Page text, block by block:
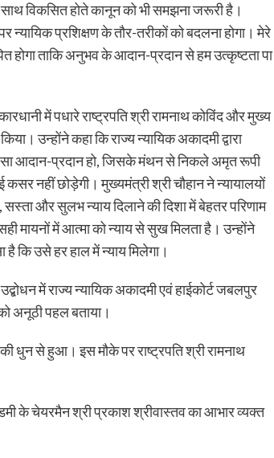
विकसित होते कानून को भी समझना जरूरी है।
न्यायिक प्रशिक्षण के तौर-तरीकों को बदलना होगा। मेरे
होगा ताकि अनुभव के आदान-प्रदान से हम उत्कृष्टता पा
में पधारे राष्ट्रपति श्री रामनाथ कोविंद और मुख्य
उन्होंने कहा कि राज्य न्यायिक अकादमी द्वारा
आदान-प्रदान हो, जिसके मंथन से निकले अमृत रूपी
नहीं छोड़ेगी। मुख्यमंत्री श्री चौहान ने न्यायालयों
और सुलभ न्याय दिलाने की दिशा में बेहतर परिणाम
मायनों में आत्मा को न्याय से सुख मिलता है। उन्होंने
है कि उसे हर हाल में न्याय मिलेगा।
में राज्य न्यायिक अकादमी एवं हाईकोर्ट जबलपुर
अनूठी पहल बताया।
धुन से हुआ। इस मौके पर राष्ट्रपति श्री रामनाथ
के चेयरमैन श्री प्रकाश श्रीवास्तव का आभार व्यक्त